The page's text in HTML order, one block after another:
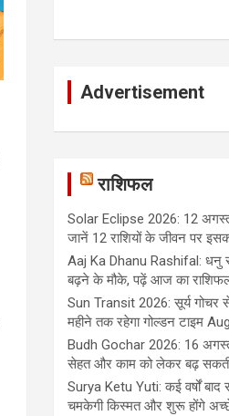
Advertisement
राशिफल
Solar Eclipse 2026: 12
जानें 12 राशियों के जीवन पर
Aaj Ka Dhanu Rashifal: धनु
बढ़ने के मौके, पढ़ें आज का
Sun Transit 2026: सूर्य गोचर से
महीने तक रहेगा गोल्डन टाइम
Budh Gochar 2026: 16
सेहत और काम को लेकर बढ़
Surya Ketu Yuti: कई वर्षों बाद
चमकेगी किस्मत और शुरू होंगे